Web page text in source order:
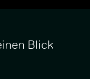
Blick